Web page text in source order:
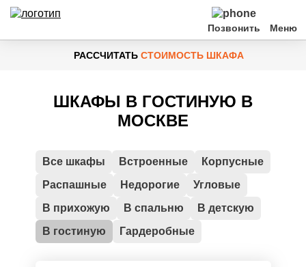
Позвонить
РАССЧИТАТЬ СТОИМОСТЬ ШКАФА
По типу помещения
Контакты
ШКАФЫ В ГОСТИНУЮ В
МОСКВЕ
Все шкафы Встроенные
Корпусные
Распашные
Недорогие
Угловые
В прихожую
В спальню
В детскую
В гостиную
Гардеробные